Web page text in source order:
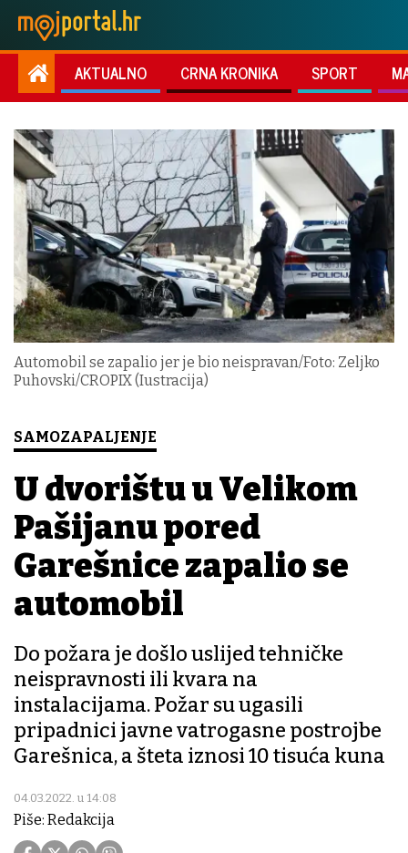
AKTUALNO CRNA KRONIKA SPORT
Automobil se zapalio jer je bio neispravan/Foto: Zeljko
Puhovski/CROPIX (Iustracija)
SAMOZAPALJENJE
U dvorištu u Velikom
Pašijanu pored
Garešnice zapalio se
automobil
Do požara je došlo uslijed tehničke
neispravnosti ili kvara na
instalacijama. Požar su ugasili
pripadnici javne vatrogasne postrojbe
Garešnica, a šteta iznosi 10 tisuća kuna
04.03.2022. u 14:08
Piše: Redakcija